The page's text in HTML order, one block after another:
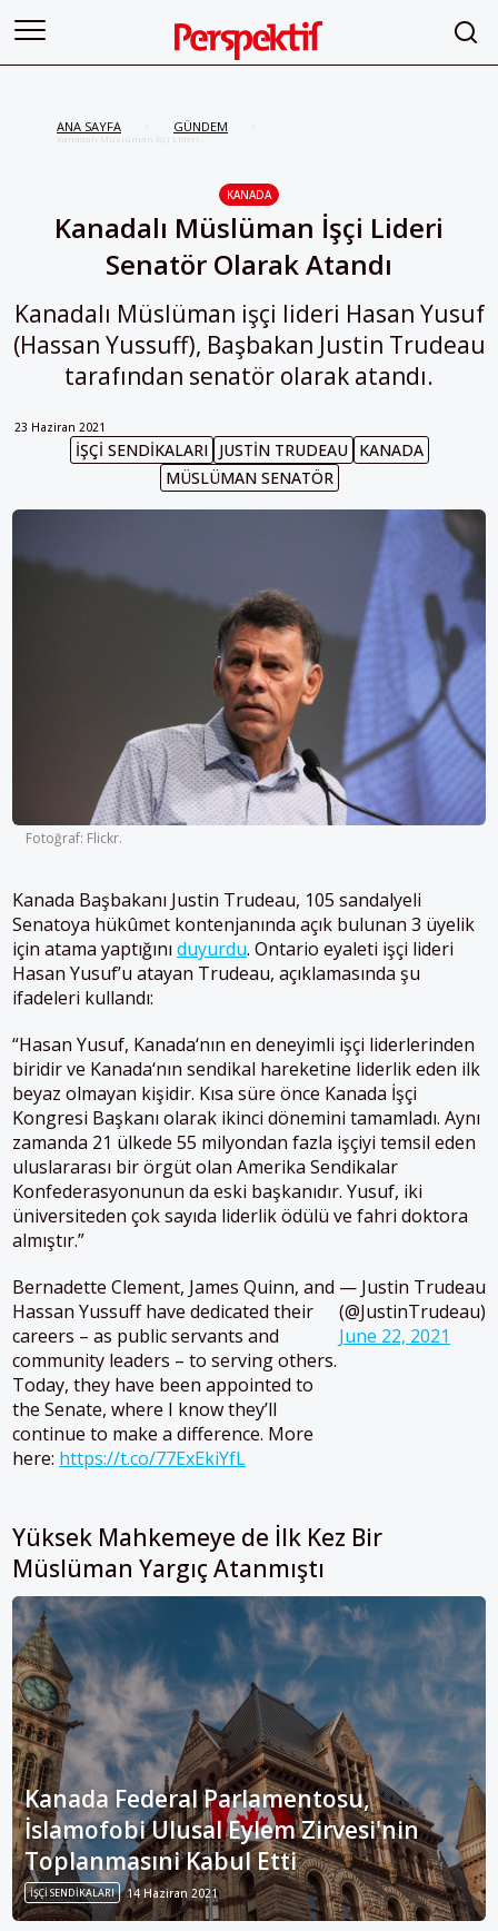
ANA SAYFA GÜNDEM
Kanadalı Müslüman İşçi Lideri
KANADA
Kanadalı Müslüman İşçi Lideri
Senatör Olarak Atandı
Kanadalı Müslüman işçi lideri Hasan Yusuf
(Hassan Yussuff), Başbakan Justin Trudeau
tarafından senatör olarak atandı.
23 Haziran 2021
IŞÇI SENDIKALARI JUSTIN TRUDEAU
KANADA
MÜSLÜMAN SENATÖR
Fotoğraf: Flickr.
Kanada Başbakanı Justin Trudeau, 105 sandalyeli
Senatoya hükûmet kontenjanında açık bulunan 3 üyelik
için atama yaptığını duyurdu. Ontario eyaleti işçi lideri
Hasan Yusuf’u atayan Trudeau, açıklamasında şu
ifadeleri kullandı:
“Hasan Yusuf, Kanada‘nın en deneyimli işçi liderlerinden
biridir ve Kanada‘nın sendikal hareketine liderlik eden ilk
beyaz olmayan kişidir. Kısa süre önce Kanada İşçi
Kongresi Başkanı olarak ikinci dönemini tamamladı. Aynı
zamanda 21 ülkede 55 milyondan fazla işçiyi temsil eden
uluslararası bir örgüt olan Amerika Sendikalar
Konfederasyonunun da eski başkanıdır. Yusuf, iki
üniversiteden çok sayıda liderlik ödülü ve fahri doktora
almıştır.”
Bernadette Clement, James Quinn, and
Hassan Yussuff have dedicated their
careers – as public servants and
community leaders – to serving others.
Today, they have been appointed to
the Senate, where I know they’ll
continue to make a difference. More
here: https://t.co/77ExEkiYfL
— Justin Trudeau
(@JustinTrudeau)
June 22, 2021
Yüksek Mahkemeye de İlk Kez Bir
Müslüman Yargıç Atanmıştı
Kanada Federal Parlamentosu,
İslamofobi Ulusal Eylem Zirvesi'nin
Toplanmasıni Kabul Etti
IŞÇI SENDIKALARI 14 Haziran 2021